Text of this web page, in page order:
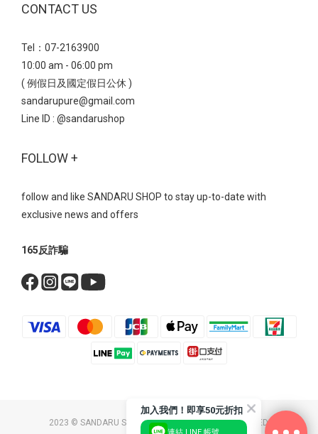
鞋款的甜美元素呼應，同時利用裙長展現腿部比例。 襪子點綴是靈
厚底鞋視覺感不沉重。 瑪莉珍 鑽飾小花雙帶輕量瑪莉珍鞋 - 休閒鬆
弛風正夯：機能瑪莉珍運動鞋真皮雙帶內增高瑪莉珍運動鞋結合了
「運動休閒」與「優雅瑪莉珍」的混血單品， 透過真皮與麂皮拼接
及豆豆防滑大底，營造出一種率性且具備機能感的時髦態度。 復古
刷色寬鬆的牛仔褲輪廓與具備分量感的運動型瑪莉珍完美契合，營
整體視覺，展現強烈的個人風格。 瑪莉珍 真皮雙帶內增高瑪莉珍運
平底，但隱藏的內增高設計能偷偷拉長小腿比例， 讓即便穿著容易
顯矮的五分寬褲，也能保有修長的視覺效果。 瑪莉珍 復古芭蕾魔鬼
是網紗透膚瑪莉珍，每一款都體現了時髦舒適的完美結合。 不用在
上一雙吧！ Bestsellers 美鞋清單瑪莉珍 復古交叉帶內增高瑪莉珍鞋
NT$999瑪莉珍 拼接波點繫帶鎖釦瑪莉珍鞋 NT$1690 NT$999瑪莉
珍 法式透膚網紗平底芭蕾鞋 NT$1690 NT$999瑪莉珍 鑽飾小花雙帶
NT$1190瑪莉珍 素面軟皮內增高瑪莉珍鞋 NT$1890 NT$1190
CONTACT US
Tel：07-2163900
10:00 am - 06:00 pm
( 例假日及國定假日公休 )
sandarupure@gmail.com
Line ID : @sandarushop
FOLLOW +
follow and like SANDARU SHOP to stay up-to-date with
exclusive news and offers
165反詐騙
2023 © SANDARU SHOP CO. LTD. ALL RIGHTS RESERVED.
加入我們！即享50元折扣
連結 LINE 帳號